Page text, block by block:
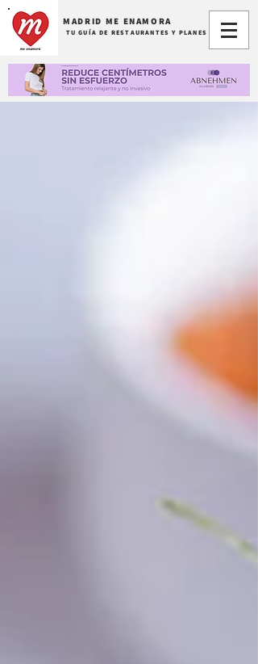
MADRID ME ENAMORA
TU GUÍA DE RESTAURANTES Y PLANES